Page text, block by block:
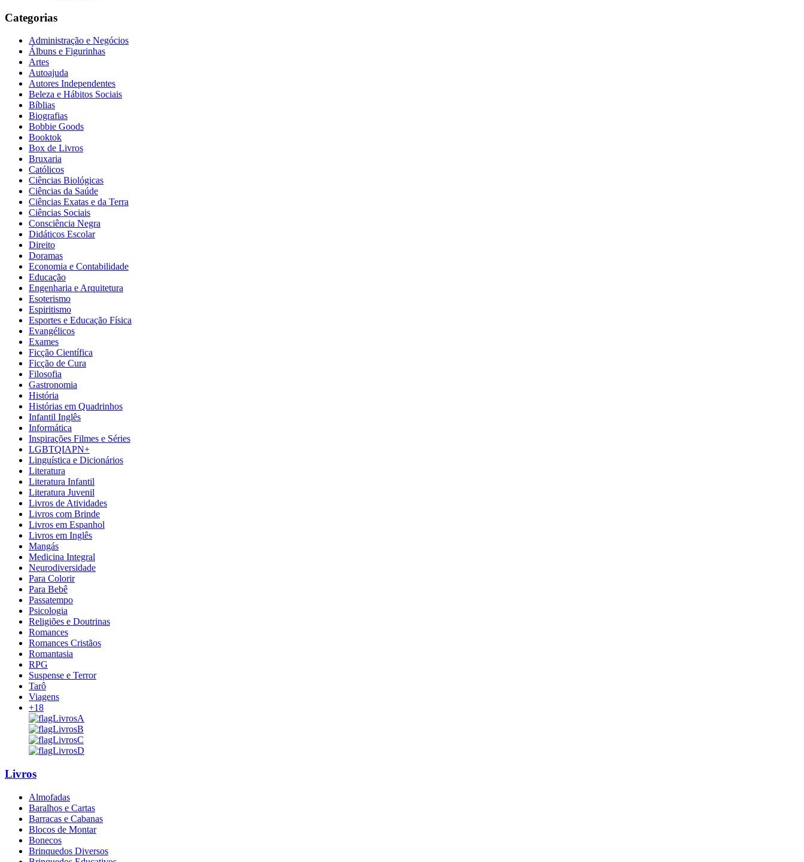
Categorias
Administração e Negócios
Álbuns e Figurinhas
Artes
Autoajuda
Autores Independentes
Beleza e Hábitos Sociais
Bíblias
Biografias
Bobbie Goods
Booktok
Box de Livros
Bruxaria
Católicos
Ciências Biológicas
Ciências da Saúde
Ciências Exatas e da Terra
Ciências Sociais
Consciência Negra
Didáticos Escolar
Direito
Doramas
Economia e Contabilidade
Educação
Engenharia e Arquitetura
Esoterismo
Espiritismo
Esportes e Educação Física
Evangélicos
Exames
Ficção Científica
Ficção de Cura
Filosofia
Gastronomia
História
Histórias em Quadrinhos
Infantil Inglês
Informática
Inspirações Filmes e Séries
LGBTQIAPN+
Linguística e Dicionários
Literatura
Literatura Infantil
Literatura Juvenil
Livros de Atividades
Livros com Brinde
Livros em Espanhol
Livros em Inglês
Mangás
Medicina Integral
Neurodiversidade
Para Colorir
Para Bebê
Passatempo
Psicologia
Religiões e Doutrinas
Romances
Romances Cristãos
Romantasia
RPG
Suspense e Terror
Tarô
Viagens
+18
Livros
Almofadas
Baralhos e Cartas
Barracas e Cabanas
Blocos de Montar
Bonecos
Brinquedos Diversos